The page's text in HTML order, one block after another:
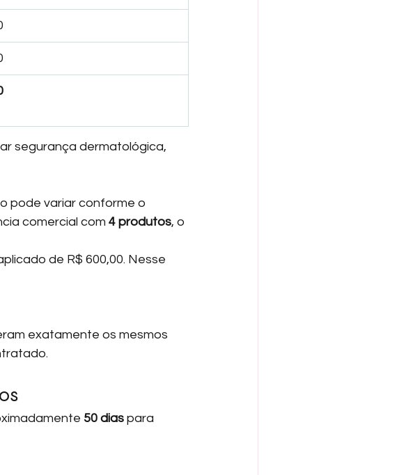
segurança dermatológica,
pode variar conforme o
comercial com 4 produtos, o
de R$ 600,00. Nesse
exatamente os mesmos
50 dias para